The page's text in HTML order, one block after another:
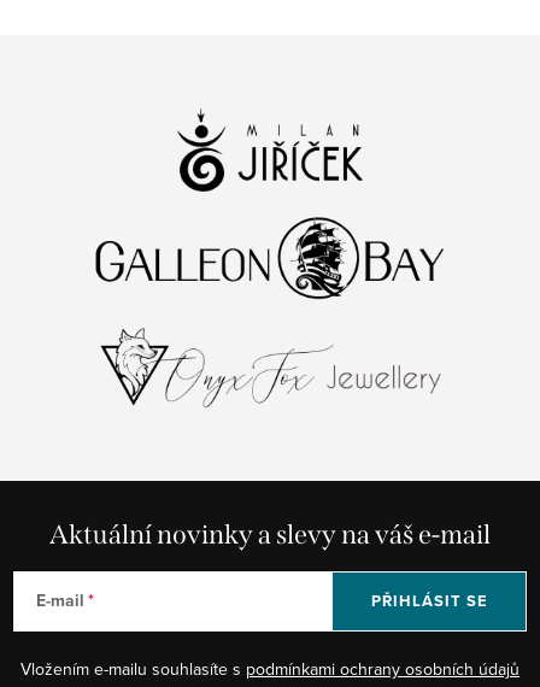
Aktuální novinky a slevy na váš e-mail
E-mail
Vložením e-mailu souhlasíte s podmínkami ochrany osobních údajů
PŘIHLÁSIT SE